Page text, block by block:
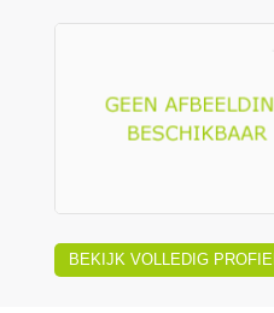
BEKIJK VOLLEDIG PROFIEL